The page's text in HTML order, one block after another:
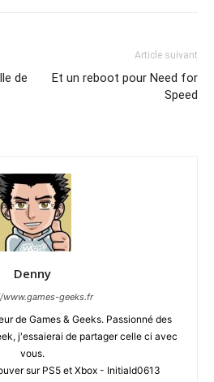
de
Article suivant
Et un reboot pour Need for
Speed
Denny
geeks.fr
de Games & Geeks. Passionné des
j'essaierai de partager celle ci avec
vous.
sur PS5 et Xbox - Initiald0613